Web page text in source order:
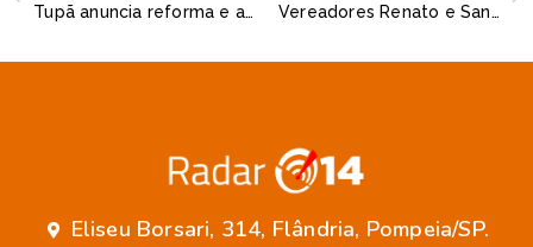
Tupã anuncia reforma e amplas melhorias no campo de futebol da Vila Rita de Cássia Vereadores Renato e Sandra cobram sistema de monitoramento por câmeras em Quintana
Eliseu Borsari, 314, Flândria, Pompeia/SP.